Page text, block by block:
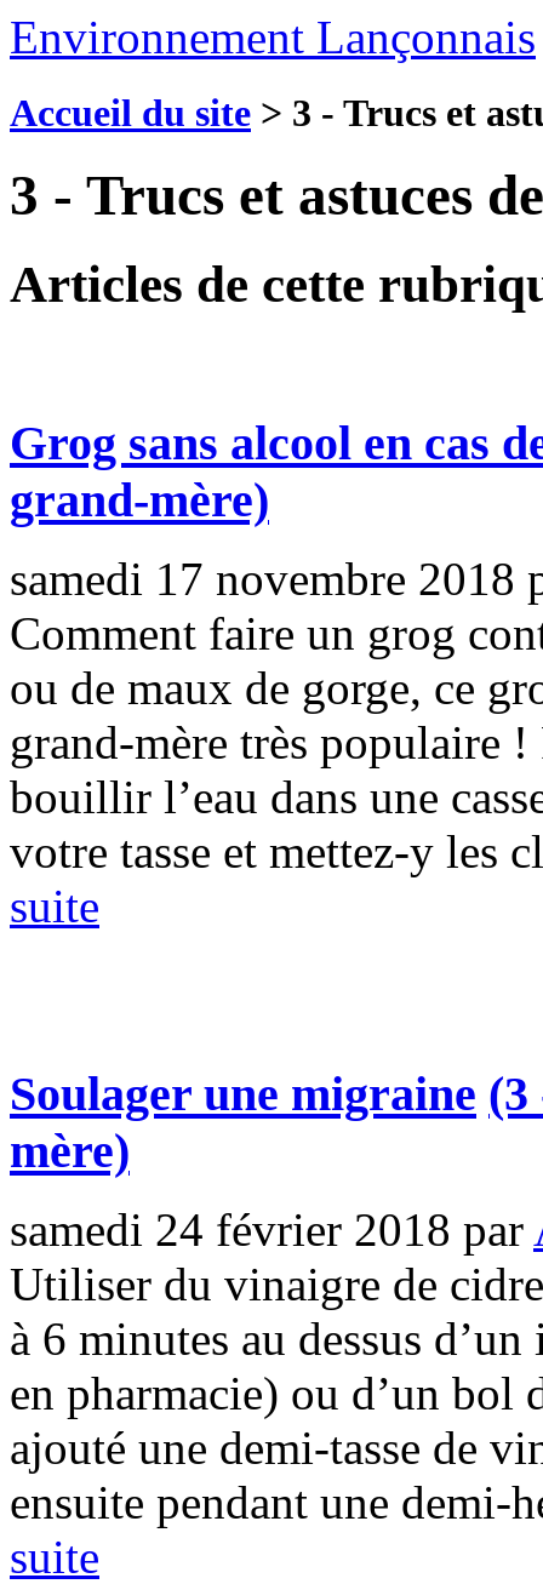
Environnement Lançonnais
Accueil du site > 3 - Trucs et
3 - Trucs et astuces
Articles de cette
Grog sans alcool en cas
grand-mère)
samedi 17 novembre 2018
Comment faire un grog
ou de maux de gorge, ce
grand-mère très populaire !
bouillir l’eau dans une
votre tasse et mettez-y les
suite
Soulager une migraine (3
mère)
samedi 24 février 2018 par
Utiliser du vinaigre de
à 6 minutes au dessus
en pharmacie) ou d’un bol
ajouté une demi-tasse de
ensuite pendant une demi-
suite